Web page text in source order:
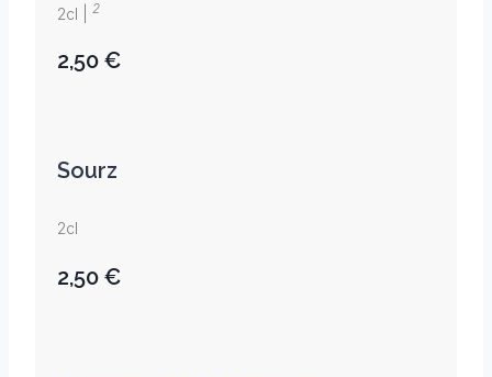
2cl | 2
2,50 €
Sourz
2cl
2,50 €